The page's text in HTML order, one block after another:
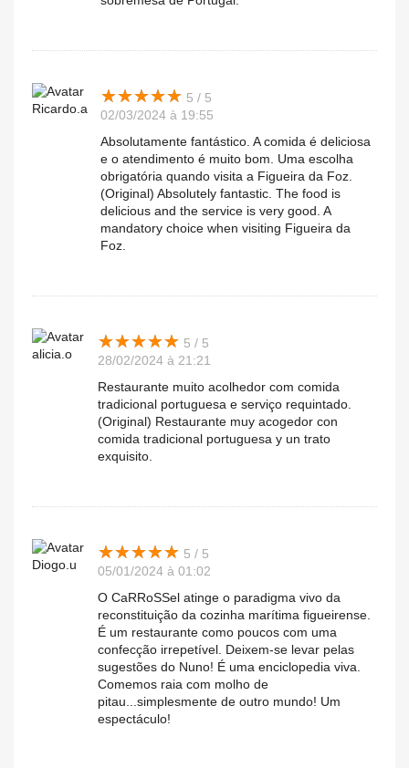
Ricardo.a
★★★★★
★★★★★ 5 / 5
02/03/2024 à 19:55
Absolutamente fantástico. A comida é deliciosa
e o atendimento é muito bom. Uma escolha
obrigatória quando visita a Figueira da Foz.
(Original) Absolutely fantastic. The food is
delicious and the service is very good. A
mandatory choice when visiting Figueira da
Foz.
alicia.o
★★★★★
★★★★★ 5 / 5
28/02/2024 à 21:21
Restaurante muito acolhedor com comida
tradicional portuguesa e serviço requintado.
(Original) Restaurante muy acogedor con
comida tradicional portuguesa y un trato
exquisito.
Diogo.u
★★★★★
★★★★★ 5 / 5
05/01/2024 à 01:02
O CaRRoSSel atinge o paradigma vivo da
reconstituição da cozinha marítima figueirense.
É um restaurante como poucos com uma
confecção irrepetível. Deixem-se levar pelas
sugestões do Nuno! É uma enciclopedia viva.
Comemos raia com molho de
pitau...simplesmente de outro mundo! Um
espectáculo!